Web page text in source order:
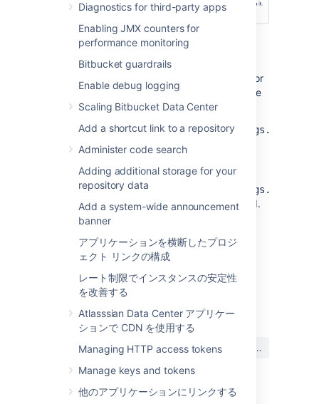
Diagnostics for third-party apps
Enabling JMX counters for
performance monitoring
Bitbucket guardrails
Enable debug logging
Scaling Bitbucket Data Center
Add a shortcut link to a repository
Administer code search
Adding additional storage for your
repository data
Add a system-wide announcement
banner
アプリケーションを横断したプロジ
ェクト リンクの構成
レート制限でインスタンスの安定性
を改善する
Atlasssian Data Center アプリケー
ションで CDN を使用する
Managing HTTP access tokens
Manage keys and tokens
他のアプリケーションにリンクする
You can control the global default behavior for
the auto-decline pull requests setting with the
following properties:
controls whether or not auto-decline
setting is enabled by default for all
repositories.
sets the global default inactivity period.
For a complete list of properties that can be
used to control behavior in Bitbucket, see
Configuration properties.
最終更新日 2022 年 9 月 23 日
はい いいえ